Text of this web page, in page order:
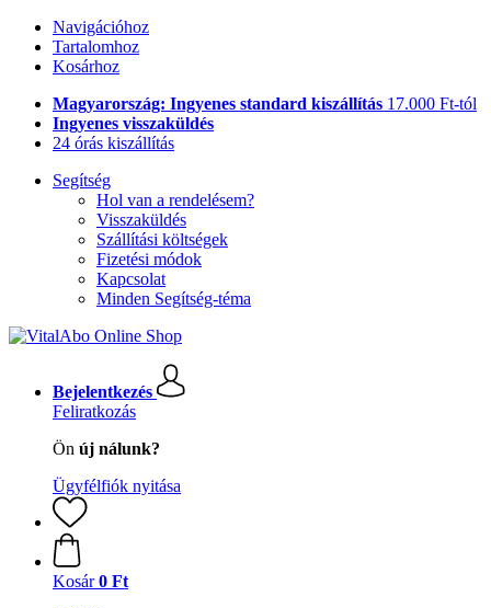
Navigációhoz
Tartalomhoz
Kosárhoz
Magyarország: Ingyenes standard kiszállítás 17.000 Ft-tól
Ingyenes visszaküldés
24 órás kiszállítás
Segítség
Hol van a rendelésem?
Visszaküldés
Szállítási költségek
Fizetési módok
Kapcsolat
Minden Segítség-téma
Bejelentkezés
Feliratkozás
Ön új nálunk?
Ügyfélfiók nyitása
Kosár 0 Ft